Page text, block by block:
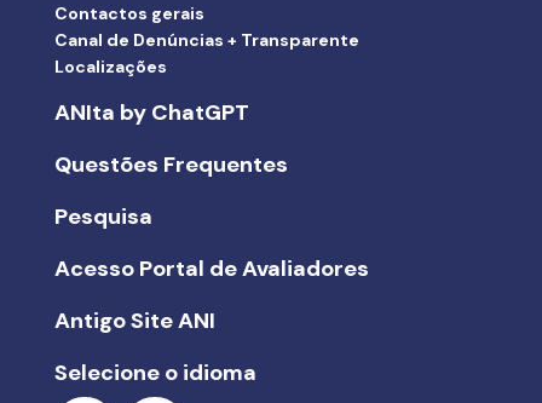
Contactos gerais
Canal de Denúncias + Transparente
Localizações
ANIta by ChatGPT
Questões Frequentes
Pesquisa
Acesso Portal de Avaliadores
Antigo Site ANI
Selecione o idioma